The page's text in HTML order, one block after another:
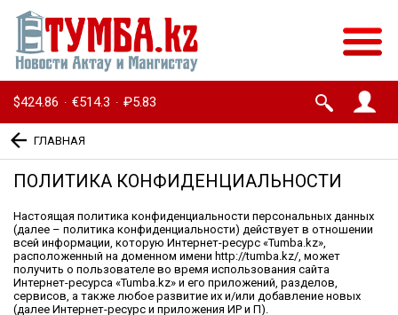
$424.86 · €514.3 · ₽5.83
ГЛАВНАЯ
ПОЛИТИКА КОНФИДЕНЦИАЛЬНОСТИ
Настоящая политика конфиденциальности персональных данных
(далее – политика конфиденциальности) действует в отношении
всей информации, которую Интернет-ресурс «Tumba.kz»,
расположенный на доменном имени http://tumba.kz/, может
получить о пользователе во время использования сайта
Интернет-ресурса «Tumba.kz» и его приложений, разделов,
сервисов, а также любое развитие их и/или добавление новых
(далее Интернет-ресурс и приложения ИР и П).